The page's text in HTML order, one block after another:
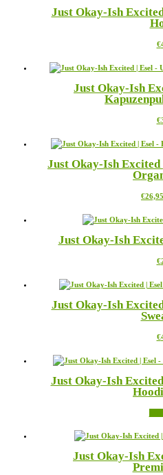
Just Okay-Ish
€
Just Okay-Ish
€
Just Okay-Ish
€26,95
Just Okay-Ish
€
Just Okay-Ish
€
Just Okay-Ish
Just Okay-Ish